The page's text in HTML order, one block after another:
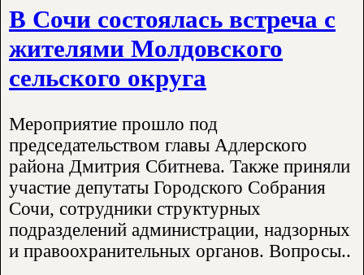
В Сочи состоялась встреча с
жителями Молдовского
сельского округа
Мероприятие прошло под
председательством главы Адлерского
района Дмитрия Сбитнева. Также приняли
участие депутаты Городского Собрания
Сочи, сотрудники структурных
подразделений администрации, надзорных
и правоохранительных органов. Вопросы..